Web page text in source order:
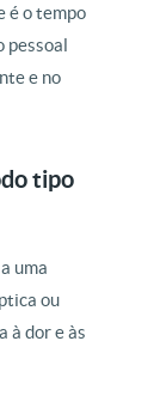
é o tempo
pessoal
e no
tipo
uma
ou
à dor e às